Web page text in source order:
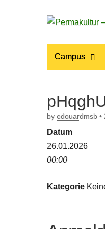
–
Main
menu
Campus
by edouardmsb •
Datum
26.01.2026
00:00
Kategorie